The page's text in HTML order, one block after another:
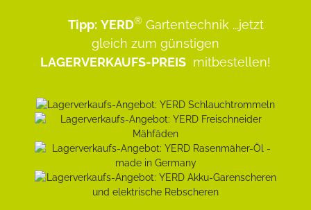
Tipp: YERD® Gartentechnik ...jetzt
gleich zum günstigen
LAGERVERKAUFS-PREIS mitbestellen!